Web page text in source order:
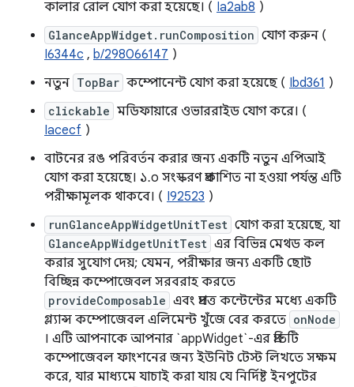
কালার রোল যোগ করা হয়েছে। ( Ia2ab8 )
GlanceAppWidget.runComposition যোগ করুন (
I6344c , b/298066147 )
নতুন TopBar কম্পোনেন্ট যোগ করা হয়েছে ( Ibd361 )
clickable মডিফায়ারে ওভাররাইড যোগ করে। (
Iacecf )
বাটনের রঙ পরিবর্তন করার জন্য একটি নতুন এপিআই
যোগ করা হয়েছে। ১.০ সংস্করণ প্রকাশিত না হওয়া পর্যন্ত এটি
পরীক্ষামূলক থাকবে। ( I92523 )
runGlanceAppWidgetUnitTest যোগ করা হয়েছে, যা
GlanceAppWidgetUnitTest এর বিভিন্ন মেথড কল
করার সুযোগ দেয়; যেমন, পরীক্ষার জন্য একটি ছোট
বিচ্ছিন্ন কম্পোজেবল সরবরাহ করতে
provideComposable এবং প্রদত্ত কন্টেন্টের মধ্যে একটি
গ্ল্যান্স কম্পোজেবল এলিমেন্ট খুঁজে বের করতে onNode
। এটি আপনাকে আপনার `appWidget`-এর প্রতিটি
কম্পোজেবল ফাংশনের জন্য ইউনিট টেস্ট লিখতে সক্ষম
করে, যার মাধ্যমে যাচাই করা যায় যে নির্দিষ্ট ইনপুটের